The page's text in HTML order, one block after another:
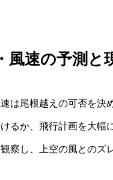
風速の予測と
は尾根越えの可否を決
るか、飛行計画を大幅
察し、上空の風とのズ